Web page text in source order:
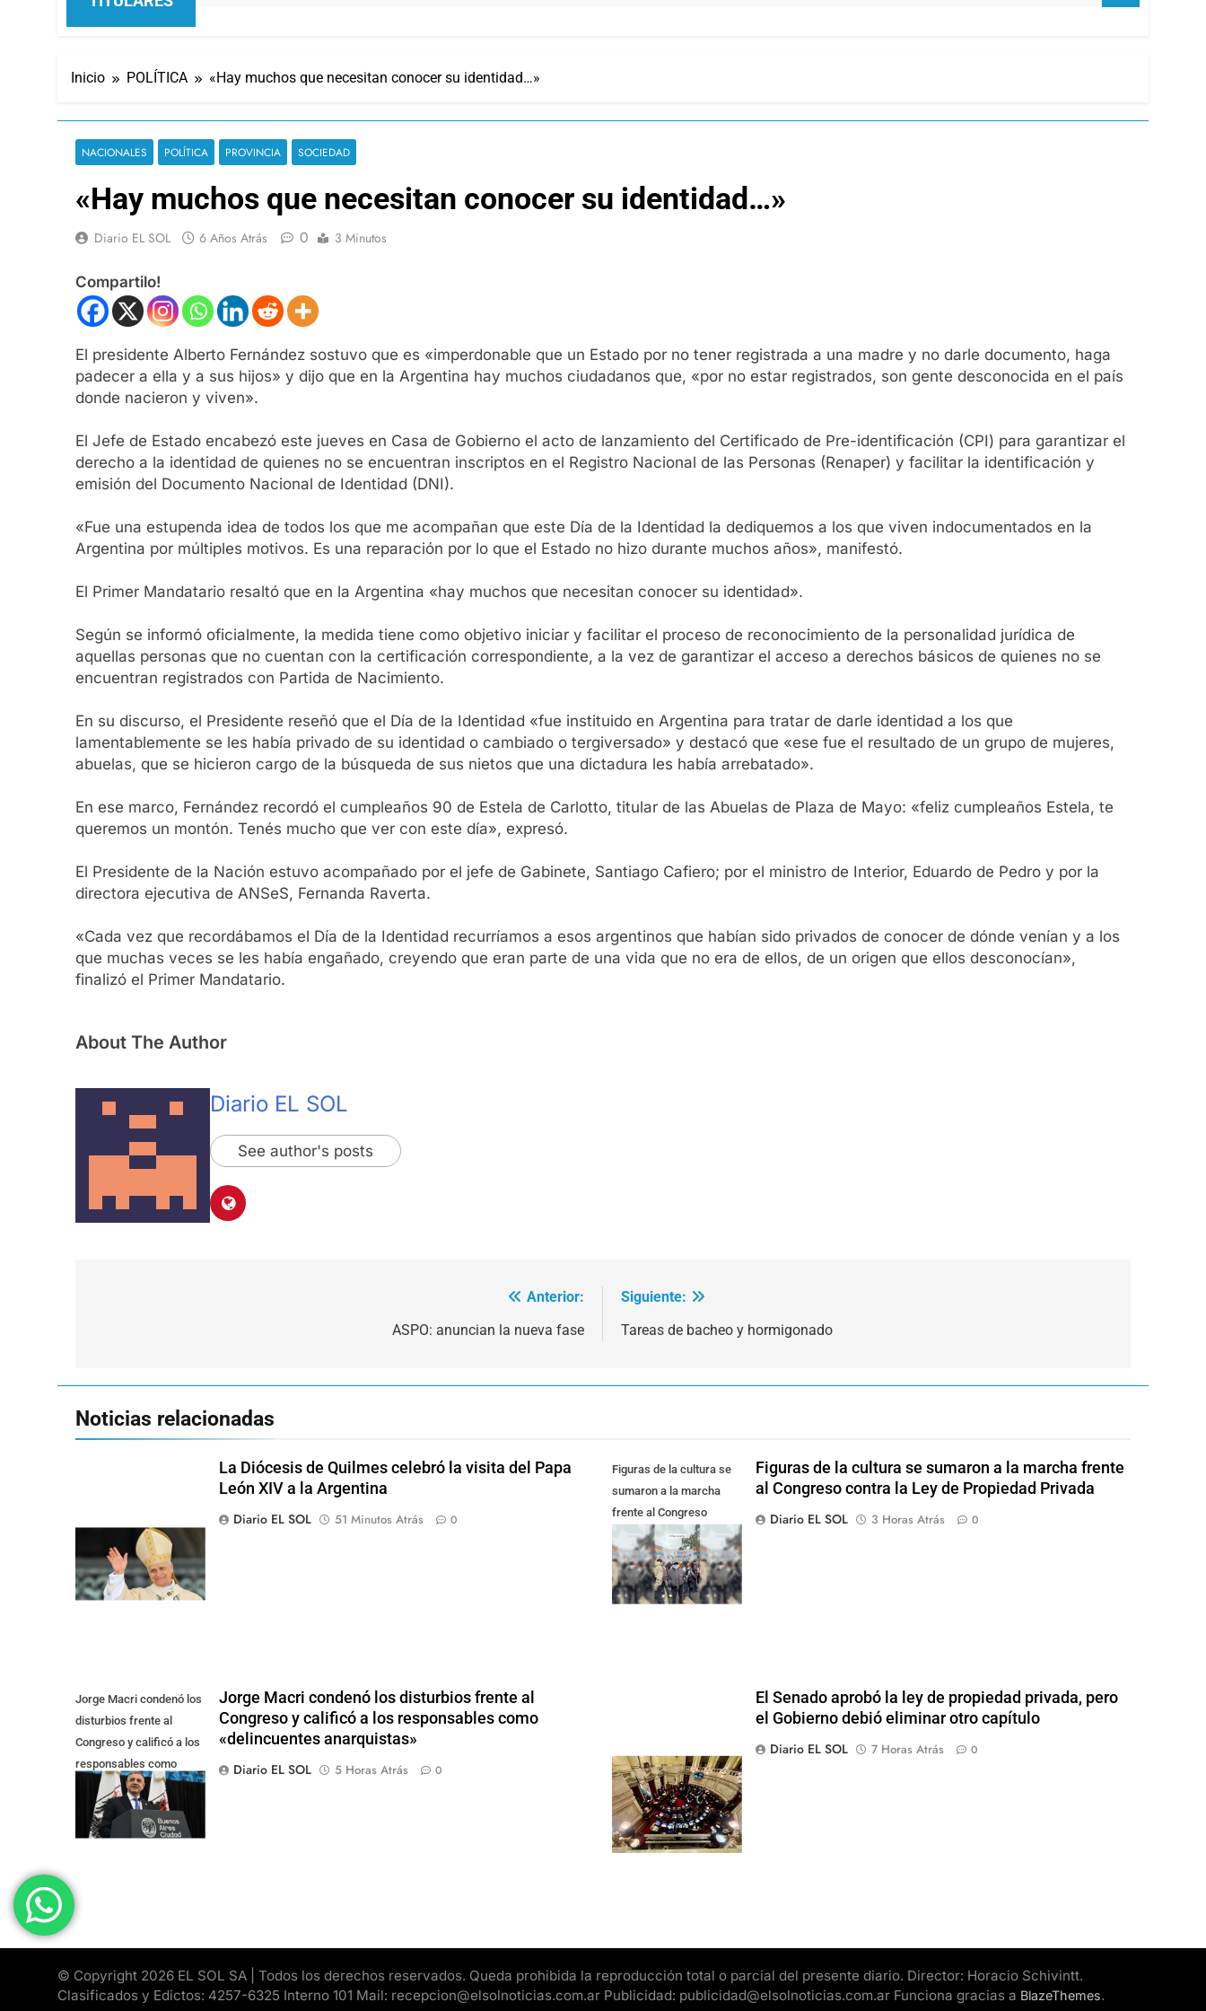
Inicio POLÍTICA «Hay muchos que necesitan conocer su identidad…»
NACIONALES POLÍTICA PROVINCIA SOCIEDAD
«Hay muchos que necesitan conocer su identidad…»
Diario EL SOL 6 Años Atrás 0 3 Minutos
Compartilo!
El presidente Alberto Fernández sostuvo que es «imperdonable que un Estado por no tener registrada a una madre y no darle documento, haga
padecer a ella y a sus hijos» y dijo que en la Argentina hay muchos ciudadanos que, «por no estar registrados, son gente desconocida en el país
donde nacieron y viven».
El Jefe de Estado encabezó este jueves en Casa de Gobierno el acto de lanzamiento del Certificado de Pre-identificación (CPI) para garantizar el
derecho a la identidad de quienes no se encuentran inscriptos en el Registro Nacional de las Personas (Renaper) y facilitar la identificación y
emisión del Documento Nacional de Identidad (DNI).
«Fue una estupenda idea de todos los que me acompañan que este Día de la Identidad la dediquemos a los que viven indocumentados en la
Argentina por múltiples motivos. Es una reparación por lo que el Estado no hizo durante muchos años», manifestó.
El Primer Mandatario resaltó que en la Argentina «hay muchos que necesitan conocer su identidad».
Según se informó oficialmente, la medida tiene como objetivo iniciar y facilitar el proceso de reconocimiento de la personalidad jurídica de
aquellas personas que no cuentan con la certificación correspondiente, a la vez de garantizar el acceso a derechos básicos de quienes no se
encuentran registrados con Partida de Nacimiento.
En su discurso, el Presidente reseñó que el Día de la Identidad «fue instituido en Argentina para tratar de darle identidad a los que
lamentablemente se les había privado de su identidad o cambiado o tergiversado» y destacó que «ese fue el resultado de un grupo de mujeres,
abuelas, que se hicieron cargo de la búsqueda de sus nietos que una dictadura les había arrebatado».
En ese marco, Fernández recordó el cumpleaños 90 de Estela de Carlotto, titular de las Abuelas de Plaza de Mayo: «feliz cumpleaños Estela, te
queremos un montón. Tenés mucho que ver con este día», expresó.
El Presidente de la Nación estuvo acompañado por el jefe de Gabinete, Santiago Cafiero; por el ministro de Interior, Eduardo de Pedro y por la
directora ejecutiva de ANSeS, Fernanda Raverta.
«Cada vez que recordábamos el Día de la Identidad recurríamos a esos argentinos que habían sido privados de conocer de dónde venían y a los
que muchas veces se les había engañado, creyendo que eran parte de una vida que no era de ellos, de un origen que ellos desconocían»,
finalizó el Primer Mandatario.
About The Author
Diario EL SOL
See author's posts
Anterior:
ASPO: anuncian la nueva fase
Siguiente:
Tareas de bacheo y hormigonado
Noticias relacionadas
La Diócesis de Quilmes celebró la visita del Papa
León XIV a la Argentina
Diario EL SOL
51 Minutos Atrás 0
Figuras de la cultura se
sumaron a la marcha
frente al Congreso
contra la Ley de
Propiedad Privada
Figuras de la cultura se sumaron a la marcha frente
al Congreso contra la Ley de Propiedad Privada
Diario EL SOL
3 Horas Atrás 0
Jorge Macri condenó los
disturbios frente al
Congreso y calificó a los
responsables como
"delincuentes
anarquistas"
Jorge Macri condenó los disturbios frente al
Congreso y calificó a los responsables como
«delincuentes anarquistas»
Diario EL SOL
5 Horas Atrás 0
El Senado aprobó la ley de propiedad privada, pero
el Gobierno debió eliminar otro capítulo
Diario EL SOL
7 Horas Atrás 0
© Copyright 2026 EL SOL SA | Todos los derechos reservados. Queda prohibida la reproducción total o parcial del presente diario. Director: Horacio Schivintt.
Clasificados y Edictos: 4257-6325 Interno 101 Mail: recepcion@elsolnoticias.com.ar Publicidad: publicidad@elsolnoticias.com.ar Funciona gracias a BlazeThemes.